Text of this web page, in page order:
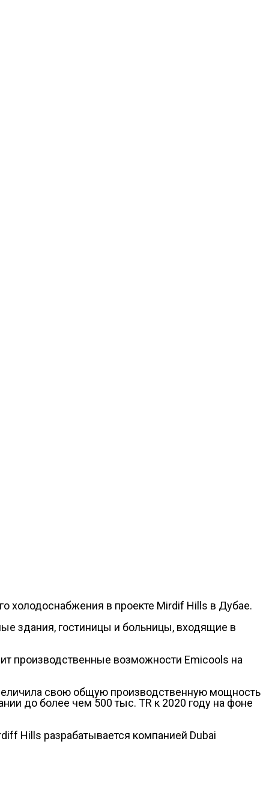
холодоснабжения в проекте Mirdif Hills в Дубае.
здания, гостиницы и больницы, входящие в
производственные возможности Emicools на
свою общую производственную мощность
до более чем 500 тыс. TR к 2020 году на фоне
Hills разрабатывается компанией Dubai